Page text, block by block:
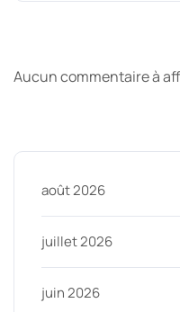
Aucun commentaire à
août 2026
juillet 2026
juin 2026